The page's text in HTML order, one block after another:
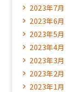
2023年7月
2023年6月
2023年5月
2023年4月
2023年3月
2023年2月
2023年1月